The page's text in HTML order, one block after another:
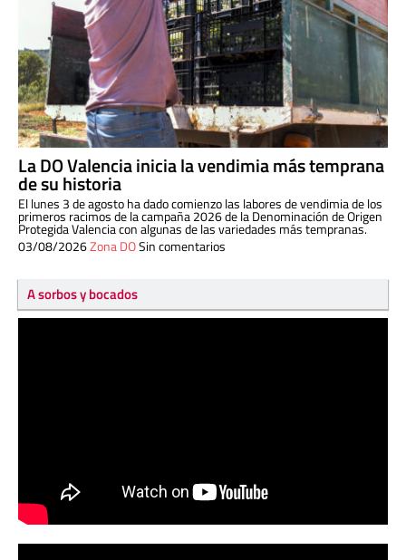
La DO Valencia inicia la vendimia más temprana
de su historia
El lunes 3 de agosto ha dado comienzo las labores de vendimia de los
primeros racimos de la campaña 2026 de la Denominación de Origen
Protegida Valencia con algunas de las variedades más tempranas.
03/08/2026Zona DOSin comentarios
A sorbos y bocados